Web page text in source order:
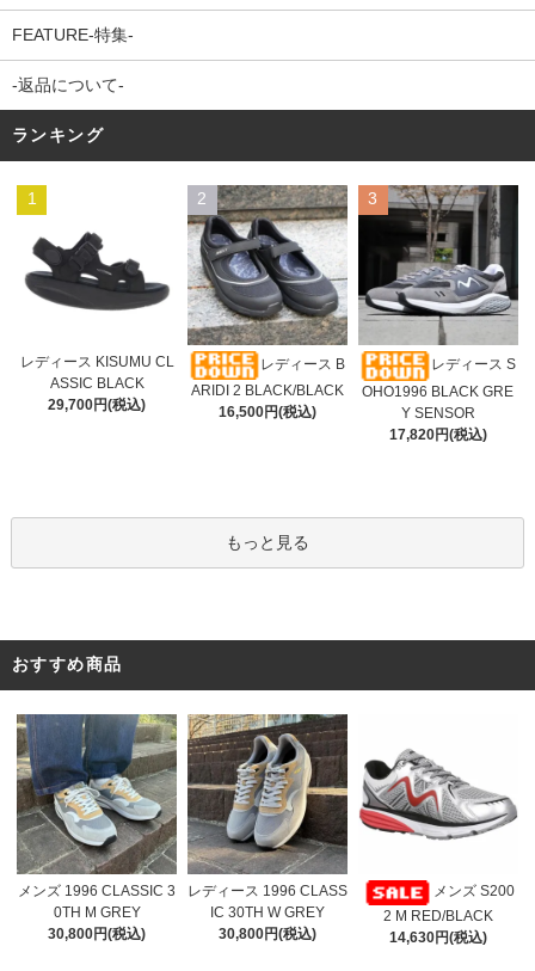
FEATURE-特集-
-返品について-
ランキング
1
レディース KISUMU CL
ASSIC BLACK
29,700円(税込)
2
レディース B
ARIDI 2 BLACK/BLACK
16,500円(税込)
3
レディース S
OHO1996 BLACK GRE
Y SENSOR
17,820円(税込)
もっと見る
おすすめ商品
メンズ 1996 CLASSIC 3
0TH M GREY
30,800円(税込)
レディース 1996 CLASS
IC 30TH W GREY
30,800円(税込)
メンズ S200
2 M RED/BLACK
14,630円(税込)